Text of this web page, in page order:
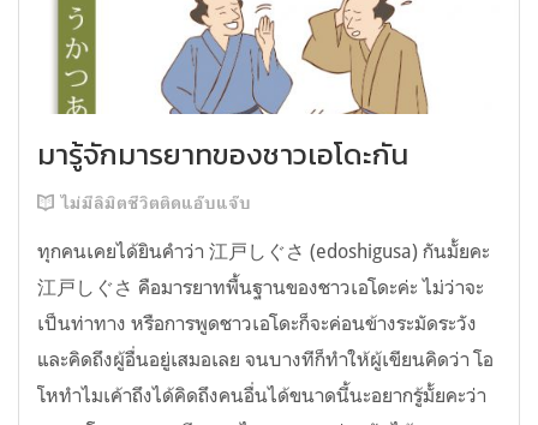
มารู้จักมารยาทของชาวเอโดะกัน
ไม่มีลิมิตชีวิตติดแอ๊บแจ๊บ
ทุกคนเคยได้ยินคำว่า 江戸しぐさ (edoshigusa) กันมั้ยคะ
江戸しぐさ คือมารยาทพื้นฐานของชาวเอโดะค่ะ ไม่ว่าจะ
เป็นท่าทาง หรือการพูดชาวเอโดะก็จะค่อนข้างระมัดระวัง
และคิดถึงผู้อื่นอยู่เสมอเลย จนบางทีก็ทำให้ผู้เขียนคิดว่า โอ
โหทำไมเค้าถึงได้คิดถึงคนอื่นได้ขนาดนี้นะอยากรู้มั้ยคะว่า